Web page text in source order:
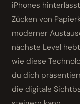
iPhones
Zücken von
moderner
nächste Level
wie diese
du dich
die digitale